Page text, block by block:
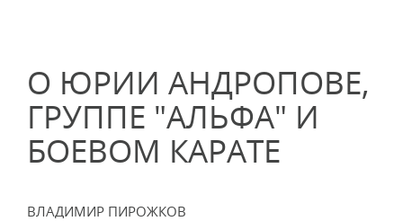
О ЮРИИ АНДРОПОВЕ,
ГРУППЕ "АЛЬФА" И
БОЕВОМ КАРАТЕ
ВЛАДИМИР ПИРОЖКОВ